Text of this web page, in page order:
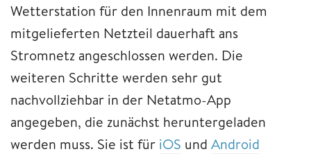
Wetterstation für den Innenraum mit dem
mitgelieferten Netzteil dauerhaft ans
Stromnetz angeschlossen werden. Die
weiteren Schritte werden sehr gut
nachvollziehbar in der Netatmo-App
angegeben, die zunächst heruntergeladen
werden muss. Sie ist für iOS und Android